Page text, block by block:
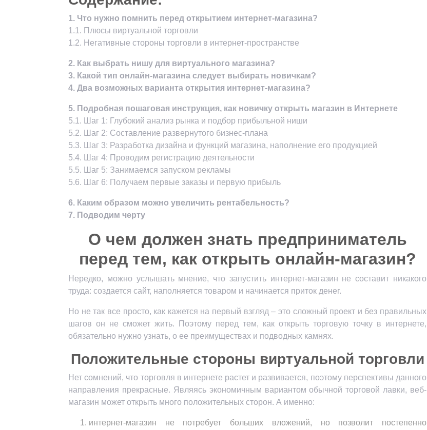
1. Что нужно помнить перед открытием интернет-магазина?
1.1. Плюсы виртуальной торговли
1.2. Негативные стороны торговли в интернет-пространстве
2. Как выбрать нишу для виртуального магазина?
3. Какой тип онлайн-магазина следует выбирать новичкам?
4. Два возможных варианта открытия интернет-магазина?
5. Подробная пошаговая инструкция, как новичку открыть магазин в Интернете
5.1. Шаг 1: Глубокий анализ рынка и подбор прибыльной ниши
5.2. Шаг 2: Составление развернутого бизнес-плана
5.3. Шаг 3: Разработка дизайна и функций магазина, наполнение его продукцией
5.4. Шаг 4: Проводим регистрацию деятельности
5.5. Шаг 5: Занимаемся запуском рекламы
5.6. Шаг 6: Получаем первые заказы и первую прибыль
6. Каким образом можно увеличить рентабельность?
7. Подводим черту
О чем должен знать предприниматель
перед тем, как открыть онлайн-магазин?
Нередко, можно услышать мнение, что запустить интернет-магазин не составит никакого
труда: создается сайт, наполняется товаром и начинается приток денег.
Но не так все просто, как кажется на первый взгляд – это сложный проект и без правильных
шагов он не сможет жить. Поэтому перед тем, как открыть торговую точку в интернете,
обязательно нужно узнать, о ее преимуществах и подводных камнях.
Положительные стороны виртуальной торговли
Нет сомнений, что торговля в интернете растет и развивается, поэтому перспективы данного
направления прекрасные. Являясь экономичным вариантом обычной торговой лавки, веб-
магазин может открыть много положительных сторон. А именно:
интернет-магазин не потребует больших вложений, но позволит постепенно